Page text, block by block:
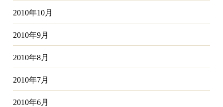
2010年10月
2010年9月
2010年8月
2010年7月
2010年6月